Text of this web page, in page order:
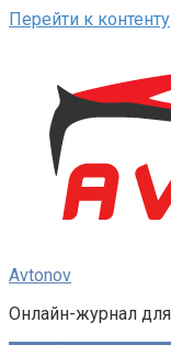
Перейти к контенту
Avtonov
Онлайн-журнал